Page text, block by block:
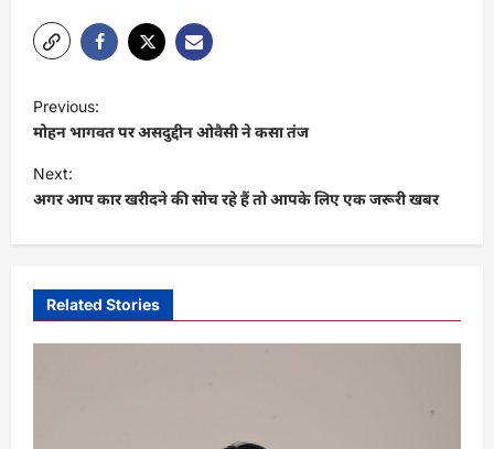
o
s
t
v
Previous:
मोहन भागवत पर असदुद्दीन ओवैसी ने कसा तंज
Next:
अगर आप कार खरीदने की सोच रहे हैं तो आपके लिए एक जरूरी खबर
Related Stories